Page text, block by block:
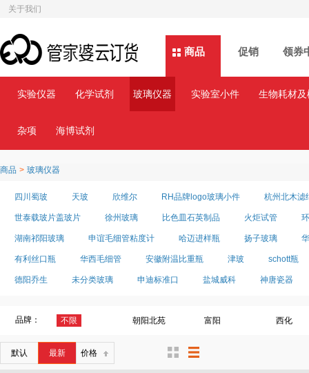
关于我们
商品
实验仪器 化学试剂 玻璃仪器 实验室小件 生物耗材
杂项 海博试剂
商品 促销 领券
商品 > 玻璃仪器
四川蜀玻 天玻 欣维尔 RH品牌logo玻璃小件 杭州北木滤
世泰载玻片盖玻片 徐州玻璃 比色皿石英制品 火炬试管
湖南祁阳玻璃 申谊毛细管粘度计 哈迈进样瓶 扬子玻璃
有利丝口瓶 华西毛细管 安徽附温比重瓶 津玻 schott瓶
德阳乔生 未分类玻璃 申迪标准口 盐城威科 神唐瓷器
品牌： 不限 朝阳北苑 富阳 西化
默认 最新 价格